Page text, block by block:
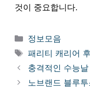
것이 중요합니다.
카
테
고
리
정보모음
태
그
패리티 캐리어
충격적인 수능
노브랜드 블루